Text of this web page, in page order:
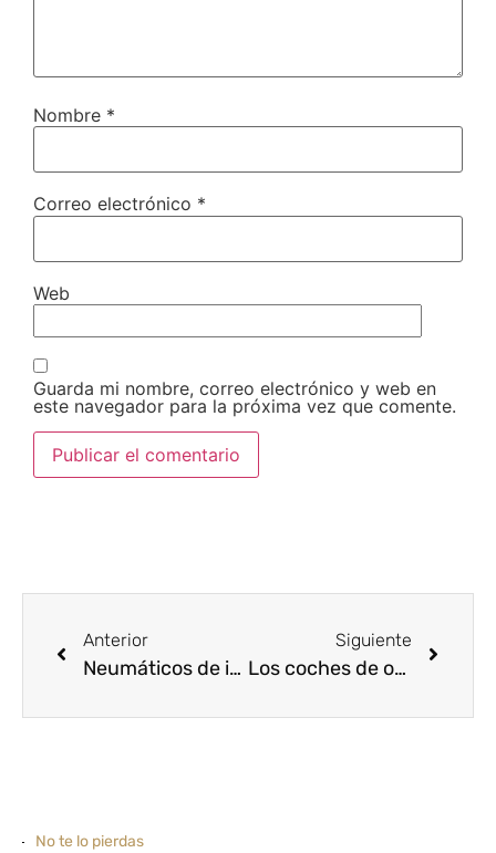
Nombre *
Correo electrónico *
Web
Guarda mi nombre, correo electrónico y web en
este navegador para la próxima vez que comente.
Anterior
Neumáticos de invierno, qué son y cómo elegirlos
Siguiente
Los coches de ocasión más vendidos de 2023
No te lo pierdas